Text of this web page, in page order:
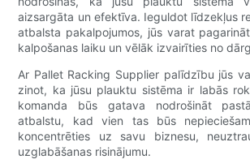
aizsargāta un efektīva. Ieguldot līdzekļus
atbalsta pakalpojumos, jūs varat
kalpošanas laiku un vēlāk izvairīties no
Ar Pallet Racking Supplier palīdzību jūs
zinot, ka jūsu plauktu sistēma ir labās
komanda būs gatava nodrošināt
atbalstu, kad vien tas būs
koncentrēties uz savu biznesu,
uzglabāšanas risinājumu.